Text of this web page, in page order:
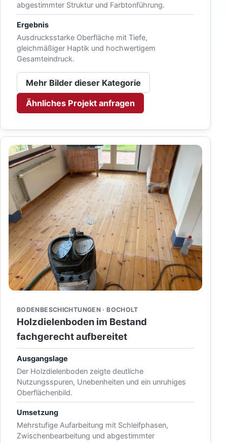
abgestimmter Struktur und Farbtonführung.
Ergebnis
Ausdrucksstarke Oberfläche mit Tiefe,
gleichmäßiger Haptik und hochwertigem
Gesamteindruck.
Mehr Bilder dieser Kategorie
Ähnliches Projekt anfragen
BODENBESCHICHTUNGEN · BOCHOLT
Holzdielenboden im Bestand
fachgerecht aufbereitet
Ausgangslage
Der Holzdielenboden zeigte deutliche
Nutzungsspuren, Unebenheiten und ein unruhiges
Oberflächenbild.
Umsetzung
Mehrstufige Aufarbeitung mit Schleifphasen,
Zwischenbearbeitung und abgestimmter